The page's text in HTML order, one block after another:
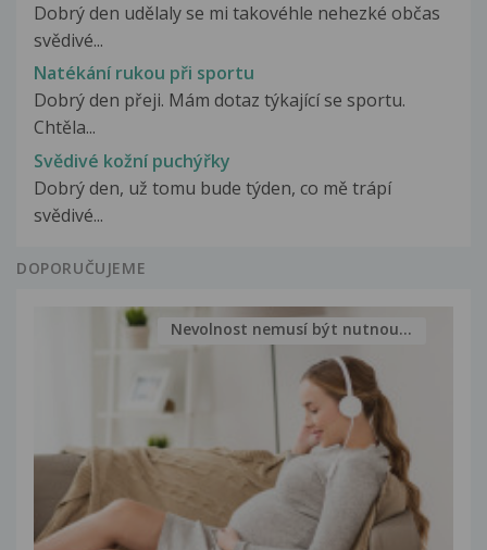
Dobrý den udělaly se mi takovéhle nehezké občas
svědivé...
Natékání rukou při sportu
Dobrý den přeji. Mám dotaz týkající se sportu.
Chtěla...
Svědivé kožní puchýřky
Dobrý den, už tomu bude týden, co mě trápí
svědivé...
DOPORUČUJEME
Nevolnost nemusí být nutnou...